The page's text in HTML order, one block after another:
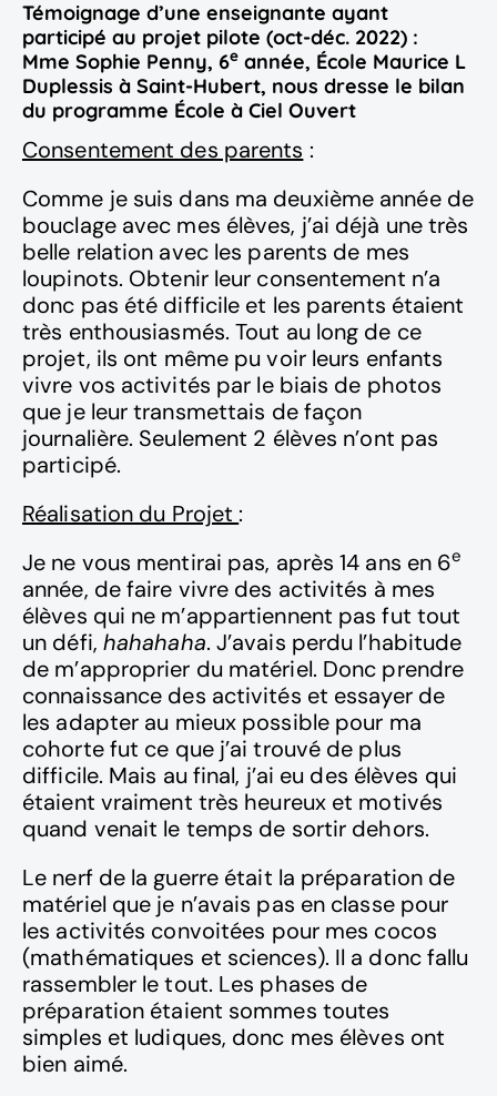
Témoignage d’une enseignante ayant
participé au projet pilote (oct-déc. 2022) :
Mme Sophie Penny, 6e année, École Maurice L
Duplessis à Saint-Hubert, nous dresse le bilan
du programme École à Ciel Ouvert
Consentement des parents :
Comme je suis dans ma deuxième année de
bouclage avec mes élèves, j’ai déjà une très
belle relation avec les parents de mes
loupinots. Obtenir leur consentement n’a
donc pas été difficile et les parents étaient
très enthousiasmés. Tout au long de ce
projet, ils ont même pu voir leurs enfants
vivre vos activités par le biais de photos
que je leur transmettais de façon
journalière. Seulement 2 élèves n’ont pas
participé.
Réalisation du Projet :
Je ne vous mentirai pas, après 14 ans en 6e
année, de faire vivre des activités à mes
élèves qui ne m’appartiennent pas fut tout
un défi, hahahaha. J’avais perdu l’habitude
de m’approprier du matériel. Donc prendre
connaissance des activités et essayer de
les adapter au mieux possible pour ma
cohorte fut ce que j’ai trouvé de plus
difficile. Mais au final, j’ai eu des élèves qui
étaient vraiment très heureux et motivés
quand venait le temps de sortir dehors.
Le nerf de la guerre était la préparation de
matériel que je n’avais pas en classe pour
les activités convoitées pour mes cocos
(mathématiques et sciences). Il a donc fallu
rassembler le tout. Les phases de
préparation étaient sommes toutes
simples et ludiques, donc mes élèves ont
bien aimé.